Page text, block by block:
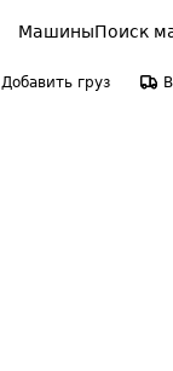
МашиныПоиск
Добавить груз